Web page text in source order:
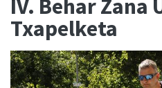
IV. Behar Zana
Txapelketa